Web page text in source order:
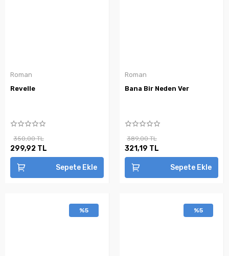
Roman
Revelle
350,00 TL
299,92 TL
Sepete Ekle
Roman
Bana Bir Neden Ver
389,00 TL
321,19 TL
Sepete Ekle
%5 %5